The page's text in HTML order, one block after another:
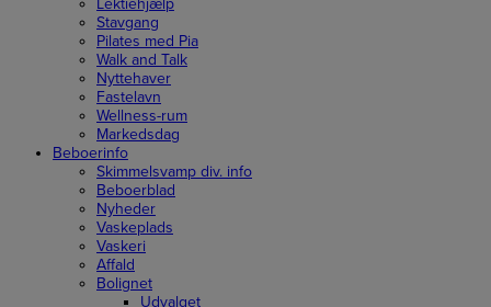
Lektiehjælp
Stavgang
Pilates med Pia
Walk and Talk
Nyttehaver
Fastelavn
Wellness-rum
Markedsdag
Beboerinfo
Skimmelsvamp div. info
Beboerblad
Nyheder
Vaskeplads
Vaskeri
Affald
Bolignet
Udvalget